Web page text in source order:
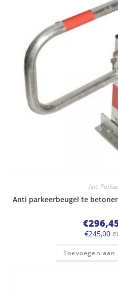
Anti
Anti parkeerbeugel te
€
€245,00
Toevoegen